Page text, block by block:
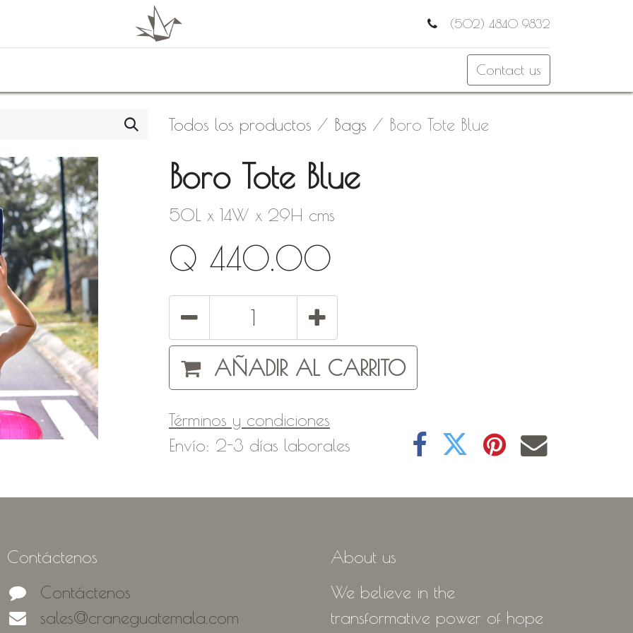
(502) 4840 9832
Contact us
Todos los productos Bags Boro Tote Blue
Boro Tote Blue
50L x 14W x 29H cms
Q 440.00
AÑADIR AL CARRITO
Términos y condiciones
Envío: 2-3 días laborales
Contáctenos
Contáctenos
sales@craneguatemala.com
About us
We believe in the
transformative power of hope